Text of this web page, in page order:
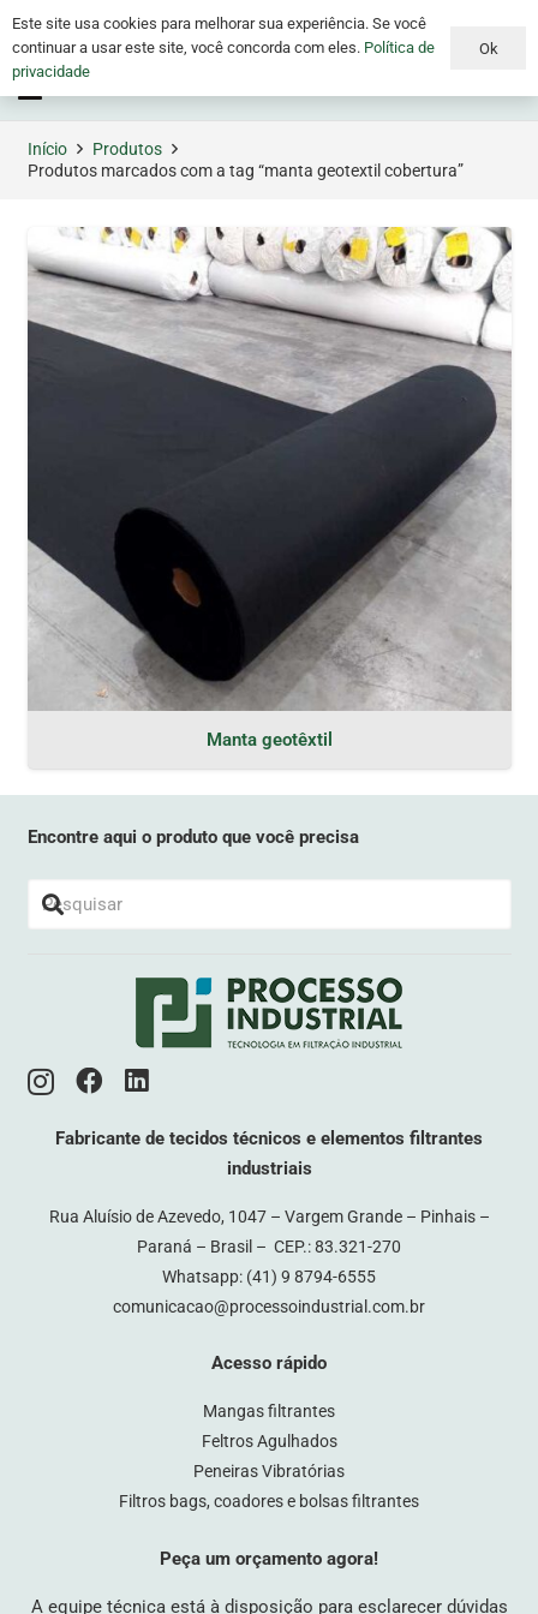
Início
Produtos
Produtos marcados com a tag “manta geotextil cobertura”
Manta geotêxtil
Encontre aqui o produto que você precisa
Fabricante de tecidos técnicos e elementos filtrantes
industriais
Rua Aluísio de Azevedo, 1047 – Vargem Grande – Pinhais –
Paraná – Brasil – CEP.: 83.321-270
Whatsapp: (41) 9 8794-6555
comunicacao@processoindustrial.com.br
Acesso rápido
Mangas filtrantes
Feltros Agulhados
Peneiras Vibratórias
Filtros bags, coadores e bolsas filtrantes
Peça um orçamento agora!
A equipe técnica está à disposição para esclarecer dúvidas
Este site usa cookies para melhorar sua experiência. Se você
continuar a usar este site, você concorda com eles. Política de
privacidade
Ok